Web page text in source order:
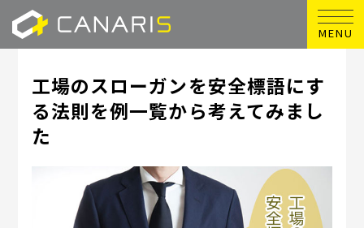
MENU
工場のスローガンを安全標語にす
る法則を例一覧から考えてみまし
た